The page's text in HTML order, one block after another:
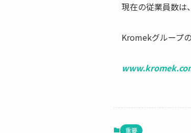
現在の従業員数は
Kromekグループ
重要